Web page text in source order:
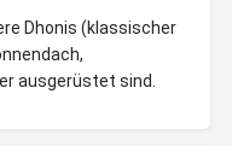
Dhonis (klassischer
ausgerüstet sind.